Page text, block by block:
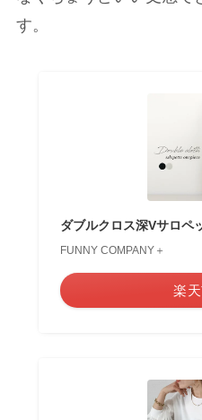
す。
ダブルクロス深Vサロペ
FUNNY COMPANY＋
楽